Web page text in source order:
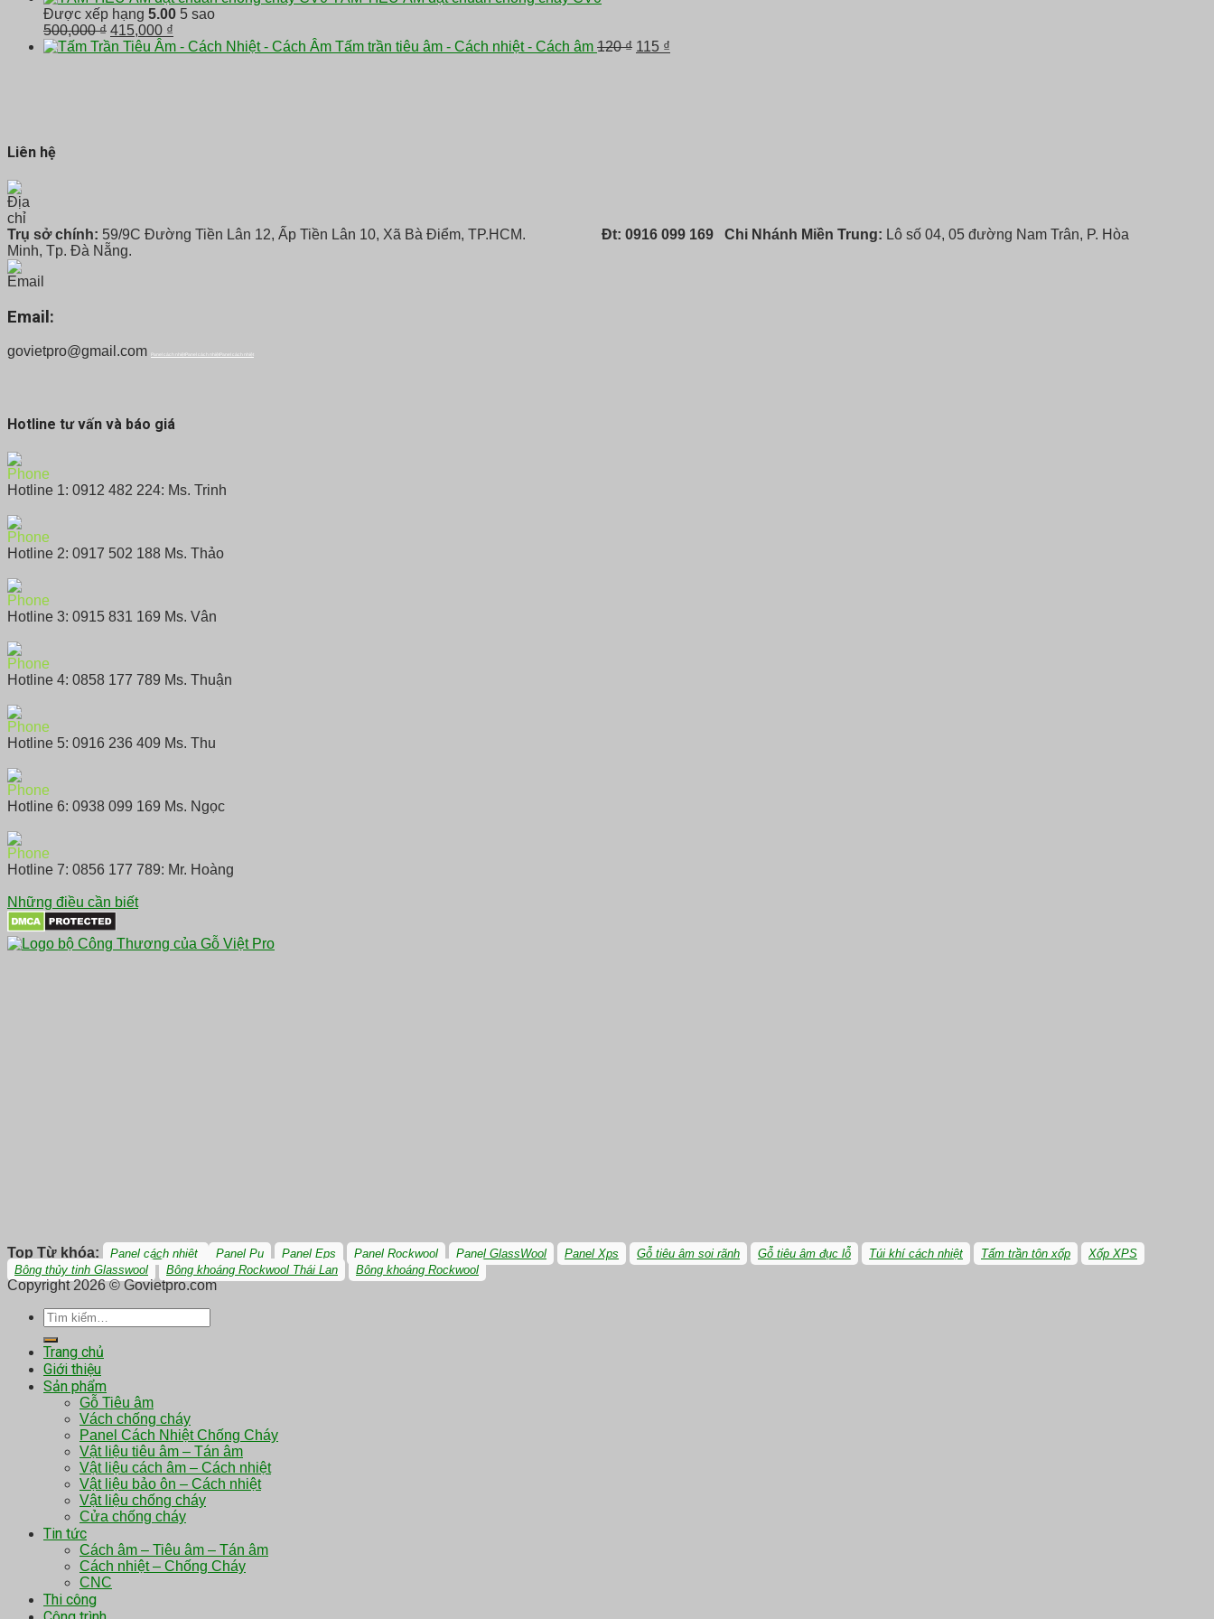
là:
100 ₫.
tại
là:
85 ₫.
Được xếp hạng 5.00 5 sao
500,000₫ Giá
gốc
415,000 ₫
hiện
Tấm trần tiêu âm - Cách nhiệt - Cách âm 120₫ Giá
115 ₫
Liên hệ
Trụ sở chính: 59/9C Đường Tiền Lân 12, Ấp Tiền Lân 10, Xã Bà Điểm, TP.HCM. Đt: 0916 099 169 Chi Nhánh Miền Trung: Lô số 04, 05 đường Nam Trân, P. Hòa
Minh, Tp. Đà Nẵng.
Email:
govietpro@gmail.com Panel cách nhiệt Panel cách nhiệt Panel cách nhiệt
Hotline tư vấn và báo giá
Hotline 1: 0912 482 224: Ms. Trinh
Hotline 2: 0917 502 188 Ms. Thảo
Hotline 3: 0915 831 169 Ms. Vân
Hotline 4: 0858 177 789 Ms. Thuận
Hotline 5: 0916 236 409 Ms. Thu
Hotline 6: 0938 099 169 Ms. Ngọc
Hotline 7: 0856 177 789: Mr. Hoàng
Những điều cần biết
Top Từ khóa: Panel cách nhiệt Panel Pu Panel Eps Panel Rockwool Panel GlassWool Panel Xps Gỗ tiêu âm soi rãnh Gỗ tiêu âm đục lỗ Túi khí cách nhiệt Tấm trần tôn xốp
Xốp XPS
Bông thủy tinh Glasswool
Bông khoáng Rockwool Thái Lan Bông khoáng Rockwool
Copyright 2026 © Govietpro.com
Tìm
kiếm:
Trang chủ
Giới thiệu
Sản phẩm
Gỗ Tiêu âm
Vách chống cháy
Panel Cách Nhiệt Chống Cháy
Vật liệu tiêu âm – Tán âm
Vật liệu cách âm – Cách nhiệt
Vật liệu bảo ôn – Cách nhiệt
Vật liệu chống cháy
Cửa chống cháy
Tin tức
Cách âm – Tiêu âm – Tán âm
Cách nhiệt – Chống Cháy
CNC
Thi công